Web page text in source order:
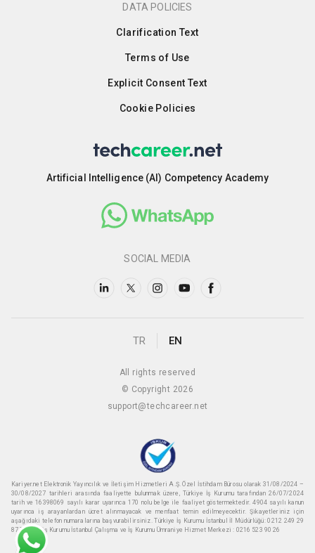
DATA POLICIES
Clarification Text
Terms of Use
Explicit Consent Text
Cookie Policies
Artificial Intelligence (AI) Competency Academy
SOCIAL MEDIA
TR EN
All rights reserved
© Copyright 2026
support@techcareer.net
Kariyer.net Elektronik Yayıncılık ve İletişim Hizmetleri A.Ş. Özel İstihdam Bürosu olarak 31/08/2024 –
30/08/2027 tarihleri arasında faaliyette bulunmak üzere, Türkiye İş Kurumu tarafından 26/07/2024
tarih ve 16398069 sayılı karar uyarınca 170 nolu belge ile faaliyet göstermektedir. 4904 sayılı kanun
uyarınca iş arayanlardan ücret alınmayacak ve menfaat temin edilmeyecektir. Şikayetleriniz için
aşağıdaki telefon numaralarına başvurabilirsiniz. Türkiye İş Kurumu İstanbul İl Müdürlüğü: 0212 249 29
87 Türkiye iş Kurumu İstanbul Çalışma ve İş Kurumu Ümraniye Hizmet Merkezi : 0216 523 90 26